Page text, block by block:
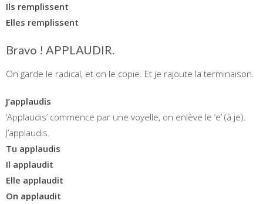
Ils remplissent
Elles remplissent
Bravo ! APPLAUDIR.
On garde le radical, et on le copie. Et je rajoute la terminaison.
J’applaudis
‘Applaudis’ commence par une voyelle, on enlève le ‘e’ (à je).
J’applaudis.
Tu applaudis
Il applaudit
Elle applaudit
On applaudit